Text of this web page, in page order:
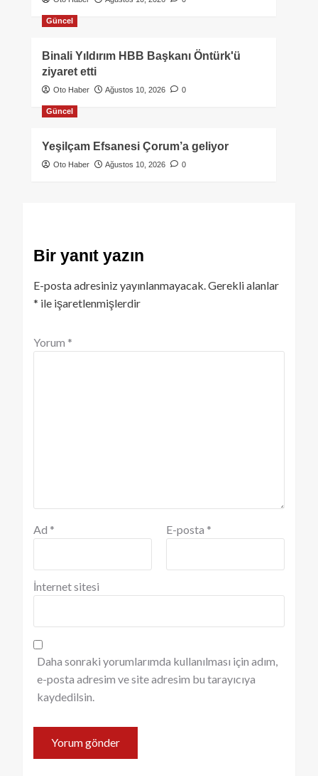
Güncel
Binali Yıldırım HBB Başkanı Öntürk'ü
ziyaret etti
Oto Haber Ağustos 10, 2026 0
Güncel
Yeşilçam Efsanesi Çorum’a geliyor
Oto Haber Ağustos 10, 2026 0
Bir yanıt yazın
E-posta adresiniz yayınlanmayacak.Gerekli alanlar
* ile işaretlenmişlerdir
Yorum *
Ad * E-posta *
İnternet sitesi
Daha sonraki yorumlarımda kullanılması için adım,
e-posta adresim ve site adresim bu tarayıcıya
kaydedilsin.